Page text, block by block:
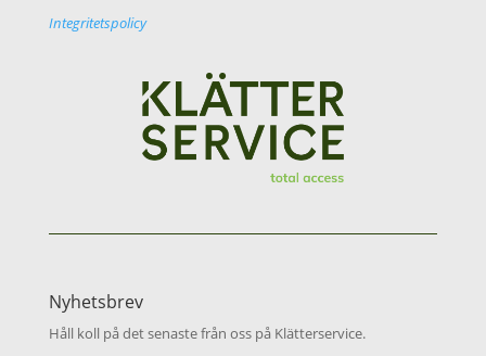
Integritetspolicy
Nyhetsbrev
Håll koll på det senaste från oss på Klätterservice.